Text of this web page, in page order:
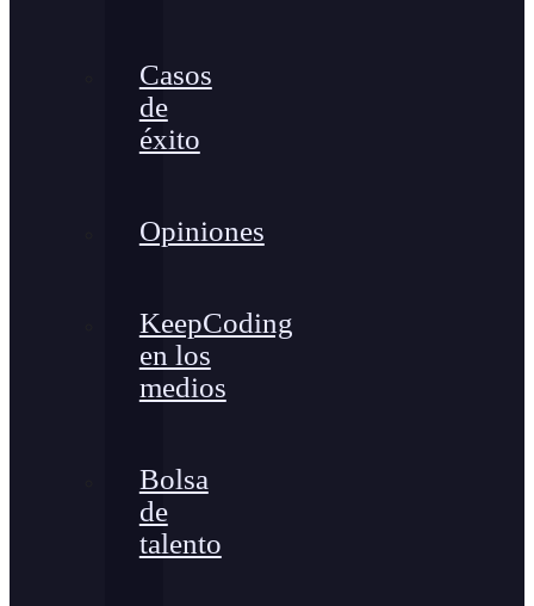
Casos
de
éxito
Opiniones
KeepCoding
en los
medios
Bolsa
de
talento